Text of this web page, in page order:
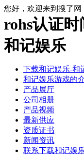
您好，欢迎来到搜了网
rohs认证
和记娱乐
下载和记娱乐-和
和记娱乐游戏的
产品展厅
公司相册
产品视频
最新供应
资质证书
新闻资讯
联系下载和记娱